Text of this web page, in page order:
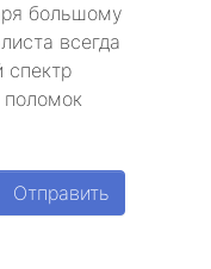
большому
всегда
спектр
Отправить